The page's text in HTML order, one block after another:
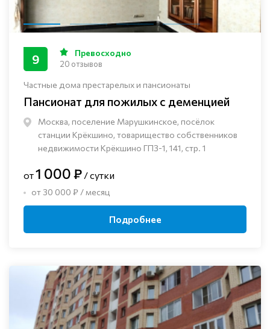
Частные дома престарелых и пансионаты
Пансионат для пожилых с деменцией
Москва, поселение Марушкинское, посёлок
станции Крёкшино, товарищество собственников
недвижимости Крёкшино ГПЗ-1, 141, стр. 1
9 Превосходно
20 отзывов
от1 000 ₽ / сутки
от 30 000 ₽ / месяц
Подробнее